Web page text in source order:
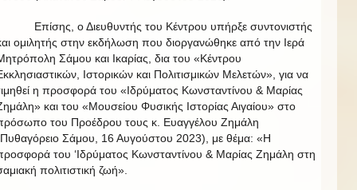
ο Διευθυντής του Κέντρου υπήρξε συντονιστής
ομιλητής στην εκδήλωση που διοργανώθηκε από την Ιερά
Σάμου και Ικαρίας, δια του «Κέντρου
Ιστορικών και Πολιτισμικών Μελετών», για να
η προσφορά του «Ιδρύματος Κωνσταντίνου & Μαρίας
και του «Μουσείου Φυσικής Ιστορίας Αιγαίου» στο
του Προέδρου τους κ. Ευαγγέλου Ζημάλη
Σάμου, 16 Αυγούστου 2023), με θέμα: «Η
του ‘Ιδρύματος Κωνσταντίνου & Μαρίας Ζημάλη στη
πολιτιστική ζωή».